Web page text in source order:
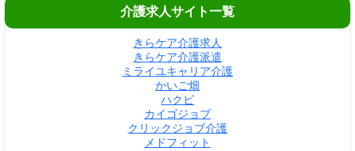
介護求人サイト一覧
きらケア介護求人
きらケア介護派遣
ミライユキャリア介護
かいご畑
ハクビ
カイゴジョブ
クリックジョブ介護
メドフィット